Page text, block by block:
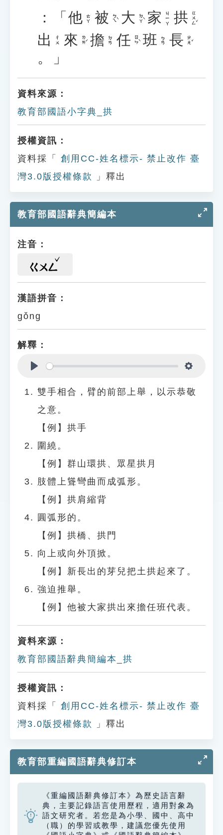
：「 他 ㄊㄚ 被 ㄅㄟˋ 大 ㄉㄚˋ 家 ㄐㄧㄚ 拱 ㄍㄨㄥˇ
出 ㄔㄨ 來 ㄌㄞˊ 擔 ㄉㄢ 任 ㄖㄣˋ 班 ㄅㄢ 長 ㄓㄤˇ
。」
資料來源：
教育部國語小字典_拱
授權資訊：
資料採「
創用CC-姓名標示- 禁止改作 臺
灣3.0版授權條款
」釋出
教育部國語辭典簡編本
注音：
ㄍㄨㄥ
漢語拼音：
gǒng
解釋：
雙手相合，臂的前部上舉，以示恭敬
之意。
【例】拱手
圍繞。
【例】群山環拱、眾星拱月
肢體上聳彎曲而成弧形。
【例】拱肩縮背
圓弧形的。
【例】拱橋、拱門
向上或向外頂掀。
【例】新長出的芽兒把土拱起來了。
強迫推舉。
【例】他被大家拱出來擔任班代表。
資料來源：
教育部國語辭典簡編本_拱
授權資訊：
資料採「
創用CC-姓名標示- 禁止改作 臺
灣3.0版授權條款
」釋出
教育部重編國語辭典修訂本
《重編國語辭典修訂本》為歷史語言辭
典，主要記錄語言使用歷程，適用對象為
語文研究者。若您是為小學、國中、高中
（職）的學習或教學，建議您優先使用